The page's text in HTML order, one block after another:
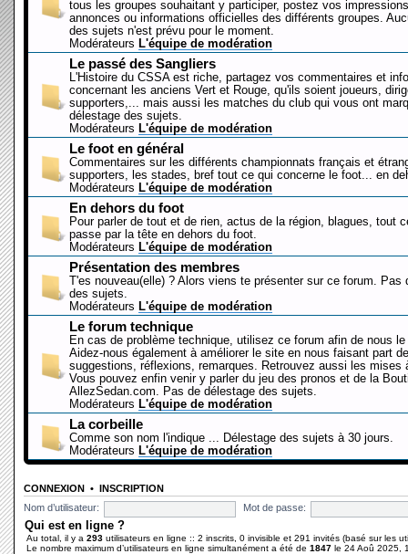
tous les groupes souhaitant y participer, postez vos
annonces ou informations officielles des différents groupes.
des sujets n'est prévu pour le moment.
Modérateurs L'équipe de modération
Le passé des Sangliers
L'Histoire du CSSA est riche, partagez vos commentaires et
concernant les anciens Vert et Rouge, qu'ils soient joueurs,
supporters,... mais aussi les matches du club qui vous ont
délestage des sujets.
Modérateurs L'équipe de modération
Le foot en général
Commentaires sur les différents championnats français et
supporters, les stades, bref tout ce qui concerne le foot... en
Modérateurs L'équipe de modération
En dehors du foot
Pour parler de tout et de rien, actus de la région, blagues, tout
passe par la tête en dehors du foot.
Modérateurs L'équipe de modération
Présentation des membres
T'es nouveau(elle) ? Alors viens te présenter sur ce forum. Pas
des sujets.
Modérateurs L'équipe de modération
Le forum technique
En cas de problème technique, utilisez ce forum afin de nous le
Aidez-nous également à améliorer le site en nous faisant part
suggestions, réflexions, remarques. Retrouvez aussi les mises
Vous pouvez enfin venir y parler du jeu des pronos et de la
AllezSedan.com. Pas de délestage des sujets.
Modérateurs L'équipe de modération
La corbeille
Comme son nom l'indique ... Délestage des sujets à 30 jours.
Modérateurs L'équipe de modération
CONNEXION • INSCRIPTION
Nom d’utilisateur:
Mot de passe:
Qui est en ligne ?
Au total, il y a 293 utilisateurs en ligne :: 2 inscrits, 0 invisible et 291 invités (basé sur les
Le nombre maximum d’utilisateurs en ligne simultanément a été de 1847 le 24 Aoû 2025,